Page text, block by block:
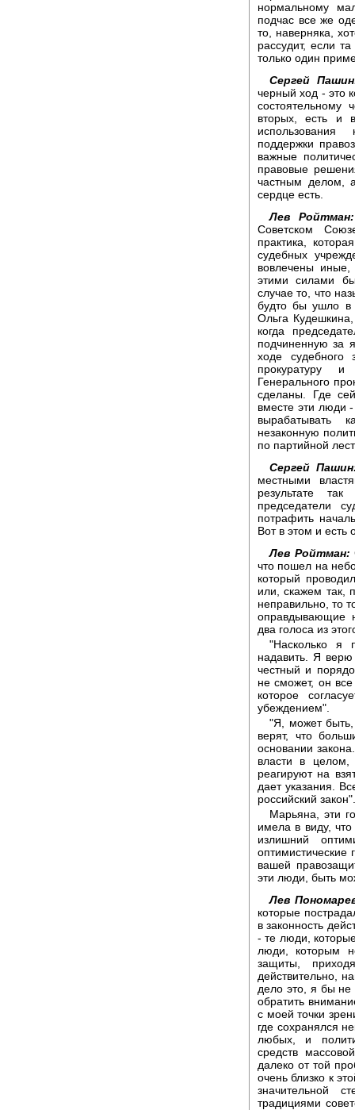
нормальному
подчас все же
то, наверняка,
рассудит, если
только один
Сергей
черный ход - это
состоятельному
вторых, есть и
поддержки
важные
правовые
частным делом,
сердце есть.
Лев Ройтман:
Советском
практика,
судебных
вовлечены
этими силами
случае то, что
будто бы ушло в
Ольга
когда
подчиненную за
ходе судебного
прокуратуру
Генерального
сделаны. Где
вместе эти люди
вырабатывать
незаконную
по партийной
Сергей
местными
результате
председатели
потрафить
Вот в этом и есть
Лев Ройтман:
что пошел на
который
или, скажем так,
неправильно, то
оправдывающие
два голоса из
"Насколько я
надавить. Я верю
честный и
не сможет, он
которое
убеждением".
"Я, может быть,
верят, что
основании
власти в целом,
реагируют на
дает указания.
российский закон".
Марьяна, эти
имела в виду,
излишний
оптимистические
вашей
эти люди, быть
Лев
которые
в законность
- те люди,
люди, которым
защиты,
действительно,
дело это, я бы не
обратить
с моей точки
где сохранялся
любых, и
средств
далеко от той
очень близко к
значительной
традициями